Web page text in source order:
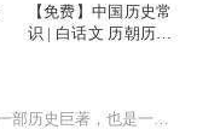
【免费】中国历史常
识 | 白话文 历朝历代